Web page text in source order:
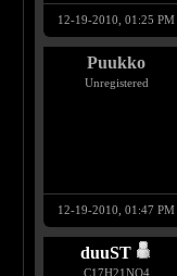
12-19-2010, 01:25 PM
Puukko
Unregistered
12-19-2010, 01:47 PM
duuST
С17H21NO4